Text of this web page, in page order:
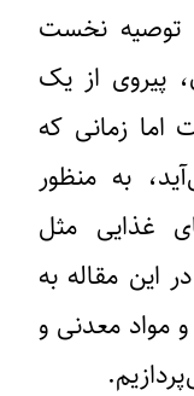
توصیه نخست
پیروی از یک
اما زمانی که
به منظور
غذایی مثل
این مقاله به
مواد معدنی و